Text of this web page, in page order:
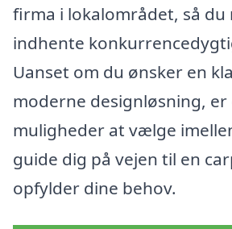
firma i lokalområdet, så du
indhente
Uanset om du ønsker en
moderne designløsning,
muligheder at vælge
guide dig på vejen til en
opfylder dine behov.